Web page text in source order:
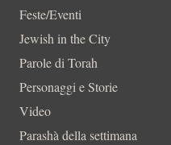
Feste/Eventi
Jewish in the City
Parole di Torah
Personaggi e Storie
Video
Parashà della settimana